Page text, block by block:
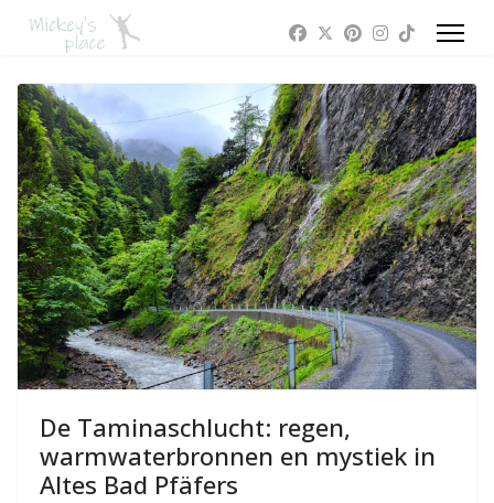
De Taminaschlucht: regen,
warmwaterbronnen en mystiek in
Altes Bad Pfäfers